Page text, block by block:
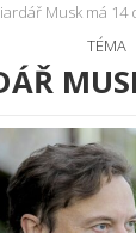
Musk má 14
TÉMA